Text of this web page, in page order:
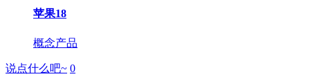
苹果18
概念产品
说点什么吧~ 0